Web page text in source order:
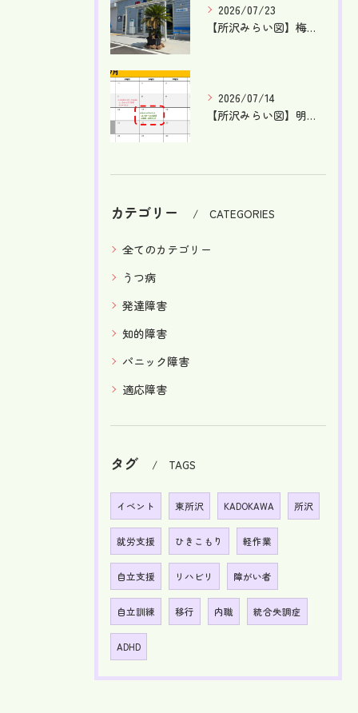
カテゴリー CATEGORIES
全てのカテゴリー
うつ病
発達障害
知的障害
パニック障害
適応障害
2026/07/23
【所沢みらい図】梅雨が明け、本格的な夏です！【就労支援】【東...
2026/07/14
【所沢みらい図】明日はケータリングDAY！【就労支援】【東所...
タグ TAGS
イベント 東所沢 KADOKAWA 所沢
就労支援 ひきこもり 軽作業
自立支援 リハビリ 障がい者
自立訓練 移行 内職 統合失調症
ADHD